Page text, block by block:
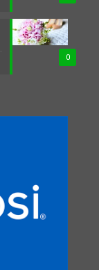
0